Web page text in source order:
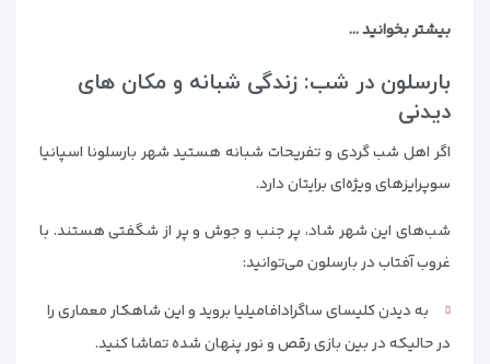
بیشتر بخوانید …
بارسلون در شب: زندگی شبانه و مکان های
دیدنی
اگر اهل شب گردی و تفریحات شبانه هستید شهر بارسلونا اسپانیا
سوپرایزهای ویژه‌ای برایتان دارد.
شب‌های این شهر شاد، پر جنب و جوش و پر از شگفتی هستند. با
غروب آفتاب در بارسلون می‌توانید:
به دیدن کلیسای ساگرادافامیلیا بروید و این شاهکار معماری را
در حالیکه در بین بازی رقص و نور پنهان شده تماشا کنید.